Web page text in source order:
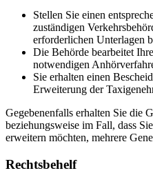
Stellen Sie einen
zuständigen
erforderlichen Unterlagen
Die Behörde bearbeitet
notwendigen
Sie erhalten einen
Erweiterung der
Gegebenenfalls erhalten Sie die
beziehungsweise im Fall, dass
erweitern möchten, mehrere
Rechtsbehelf